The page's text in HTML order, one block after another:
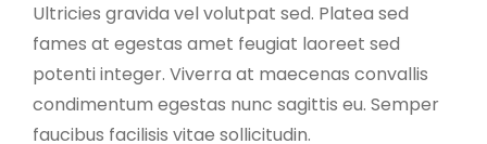
Ultricies gravida vel volutpat sed. Platea sed
fames at egestas amet feugiat laoreet sed
potenti integer. Viverra at maecenas convallis
condimentum egestas nunc sagittis eu. Semper
faucibus facilisis vitae sollicitudin.